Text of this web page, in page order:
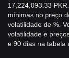
17,224,093.33
mínimas no preço
volatilidade de %.
volatilidade e
e 90 dias na tabela